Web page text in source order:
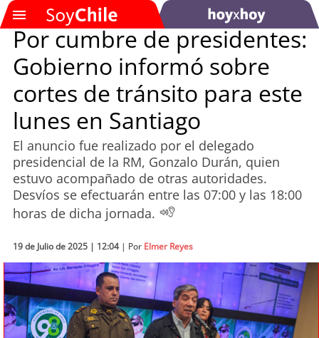
SOYTV
Podcast
Actualidad
Entretención
Economía
Tecnología
Sostenibilidad
Por cumbre de presidentes:
Gobierno informó sobre
cortes de tránsito para este
lunes en Santiago
El anuncio fue realizado por el delegado
presidencial de la RM, Gonzalo Durán, quien
estuvo acompañado de otras autoridades.
Desvíos se efectuarán entre las 07:00 y las 18:00
horas de dicha jornada.
19 de Julio de 2025 | 12:04| Por Elmer Reyes